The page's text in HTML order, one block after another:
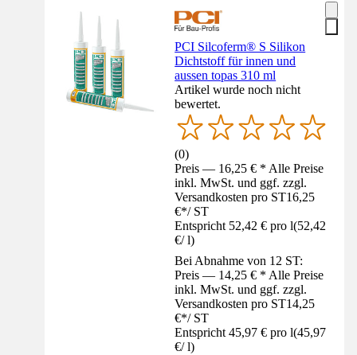
PCI Silcoferm® S Silikon
Dichtstoff für innen und
aussen topas 310 ml
Artikel wurde noch nicht
bewertet.
(0)
Preis — 16,25 € * Alle Preise
inkl. MwSt. und ggf. zzgl.
Versandkosten pro ST16,25
€*/ ST
Entspricht 52,42 € pro l(52,42
€/ l)
Bei Abnahme von 12 ST:
Preis — 14,25 € * Alle Preise
inkl. MwSt. und ggf. zzgl.
Versandkosten pro ST14,25
€*/ ST
Entspricht 45,97 € pro l(45,97
€/ l)